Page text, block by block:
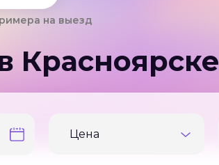
на выезд
Красноярске
Цена